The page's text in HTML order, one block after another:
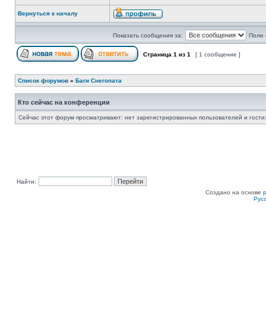
Вернуться к началу
Показать сообщения за: Поле
Страница 1 из 1 [ 1 сообщение ]
Список форумов » Баги Снегопата
Кто сейчас на конференции
Сейчас этот форум просматривают: нет зарегистрированных пользователей и
Найти:
Создано на основе